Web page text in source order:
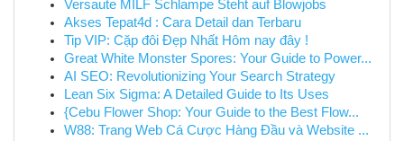
Versaute MILF Schlampe Steht auf Blowjobs
Akses Tepat4d : Cara Detail dan Terbaru
Tip VIP: Cặp đôi Đẹp Nhất Hôm nay đây !
Great White Monster Spores: Your Guide to Power...
AI SEO: Revolutionizing Your Search Strategy
Lean Six Sigma: A Detailed Guide to Its Uses
{Cebu Flower Shop: Your Guide to the Best Flow...
W88: Trang Web Cá Cược Hàng Đầu và Website ...